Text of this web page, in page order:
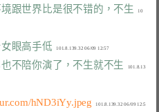
跟世界比是很不错的，不生
   10
眼高手低
   101.8.139.32 06/09 12:57
不陪你演了，不生就不生
   101.8.13
hND3iYy.jpeg
   101.8.139.32 06/09 12:5